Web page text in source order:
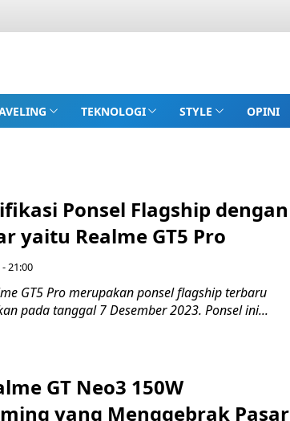
TEKNOLOGI STYLE OPINI
Ponsel Flagship dengan
yaitu Realme GT5 Pro
21:00
GT5 Pro merupakan ponsel flagship terbaru
pada tanggal 7 Desember 2023. Ponsel ini...
GT Neo3 150W
yang Menggebrak Pasar